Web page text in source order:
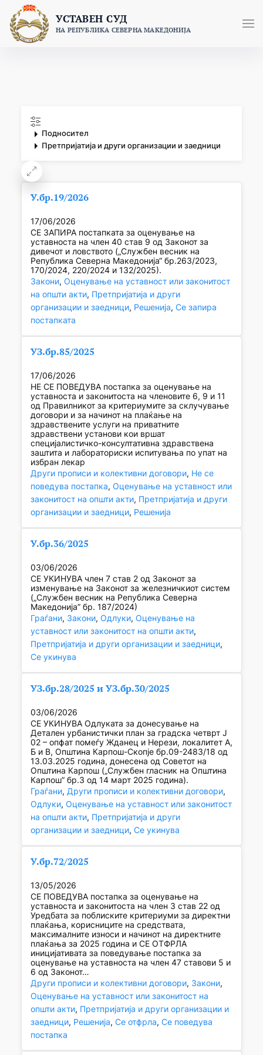
content
УСТАВЕН СУД
НА РЕПУБЛИКА СЕВЕРНА МАКЕДОНИЈА
Подносител
Претпријатија и други организации и заедници
У.бр.19/2026
17/06/2026
СЕ ЗАПИРА постапката за оценување на
уставноста на член 40 став 9 од Законот за
дивечот и ловството („Службен весник на
Република Северна Македонија“ бр.263/2023,
170/2024, 220/2024 и 132/2025).
Закони, Оценување на уставност или законитост
на општи акти, Претпријатија и други
организации и заедници, Решенија, Се запира
постапката
УЗ.бр.85/2025
17/06/2026
НЕ СЕ ПОВЕДУВА постапка за оценување на
уставноста и законитоста на членовите 6, 9 и 11
од Правилникот за критериумите за склучување
договори и за начинот на плаќање на
здравствените услуги на приватните
здравствени установи кои вршат
специјалистичко-консултативна здравствена
заштита и лабораториски испитувања по упат на
избран лекар
Други прописи и колективни договори, Не се
поведува постапка, Оценување на уставност или
законитост на општи акти, Претпријатија и други
организации и заедници, Решенија
У.бр.36/2025
03/06/2026
СЕ УКИНУВА член 7 став 2 од Законот за
изменување на Законот за железничкиот систем
(„Службен весник на Република Северна
Македонија” бр. 187/2024)
Граѓани, Закони, Одлуки, Оценување на
уставност или законитост на општи акти
Претпријатија и други организации и заедници
Се укинува
УЗ.бр.28/2025 и УЗ.бр.30/2025
03/06/2026
СЕ УКИНУВА Одлуката за донесување на
Детален урбанистички план за градска четврт Ј
02 – опфат помеѓу Жданец и Нерези, локалитет А,
Б и В, Општина Карпош-Скопје бр.09-2483/18 од
13.03.2025 година, донесена од Советот на
Општина Карпош („Службен гласник на Општина
Карпош” бр.3 од 14 март 2025 година).
Граѓани, Други прописи и колективни договори
Одлуки, Оценување на уставност или законитост
на општи акти, Претпријатија и други
организации и заедници, Се укинува
У.бр.72/2025
13/05/2026
СЕ ПОВЕДУВА постапка за оценување на
уставноста и законитоста на член 3 став 22 од
Уредбата за поблиските критериуми за директни
плаќања, корисниците на средствата,
максималните износи и начинот на директните
плаќања за 2025 година и СЕ ОТФРЛА
иницијативата за поведување постапка за
оценување на уставноста на член 47 ставови 5 и
6 од Законот…
Други прописи и колективни договори, Закони
Оценување на уставност или законитост на
општи акти, Претпријатија и други организации и
заедници, Решенија, Се отфрла, Се поведува
постапка